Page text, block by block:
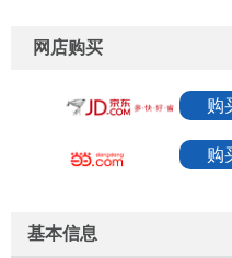
网店购买
购
购
基本信息